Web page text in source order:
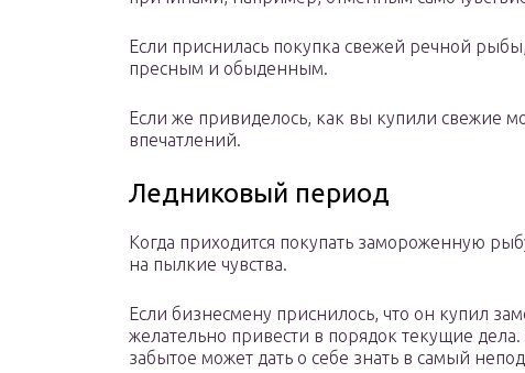
Если приснилась покупка свежей речной
пресным и обыденным.
Если же привиделось, как вы купили свежие
впечатлений.
Ледниковый период
Когда приходится покупать замороженную
на пылкие чувства.
Если бизнесмену приснилось, что он купил
желательно привести в порядок текущие
забытое может дать о себе знать в самый